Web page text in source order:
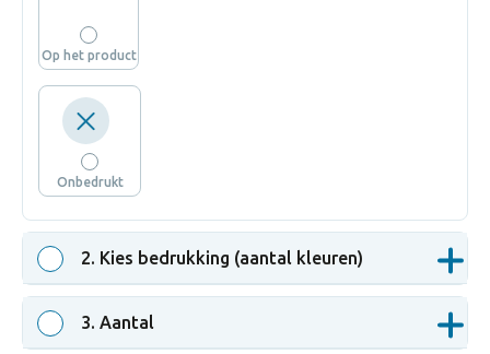
Op het product
Onbedrukt
2. Kies bedrukking (aantal kleuren)
3. Aantal